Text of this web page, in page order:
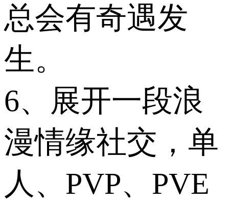
总会有奇遇发
生。
6、展开一段浪
漫情缘社交，单
人、PVP、PVE